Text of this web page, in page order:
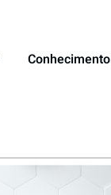
Conhecimento